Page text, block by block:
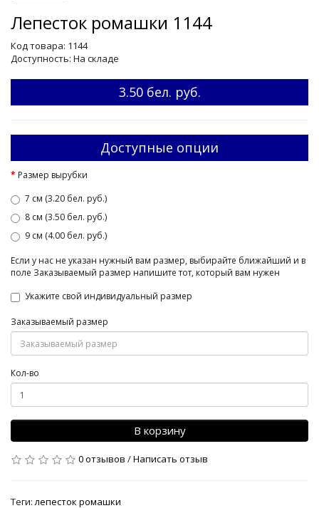
Лепесток ромашки 1144
Код товара: 1144
Доступность: На складе
3.50 бел. руб.
Доступные опции
Размер вырубки
7 см (3.20 бел. руб.)
8 см (3.50 бел. руб.)
9 см (4.00 бел. руб.)
Если у нас не указан нужный вам размер, выбирайте ближайший и в
поле Заказываемый размер напишите тот, который вам нужен
Укажите свой индивидуальный размер
Заказываемый размер
Кол-во
В корзину
0 отзывов /Написать отзыв
Теги: лепесток ромашки